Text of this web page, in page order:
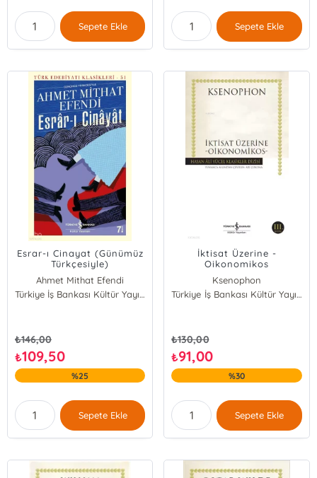
Sepete Ekle Sepete Ekle
Esrar-ı Cinayat (Günümüz
Türkçesiyle)
Ahmet Mithat Efendi
Türkiye İş Bankası Kültür Yayınları
₺146,00
₺109,50
%25
Sepete Ekle
İktisat Üzerine -
Oikonomikos
Ksenophon
Türkiye İş Bankası Kültür Yayınları
₺130,00
₺91,00
%30
Sepete Ekle